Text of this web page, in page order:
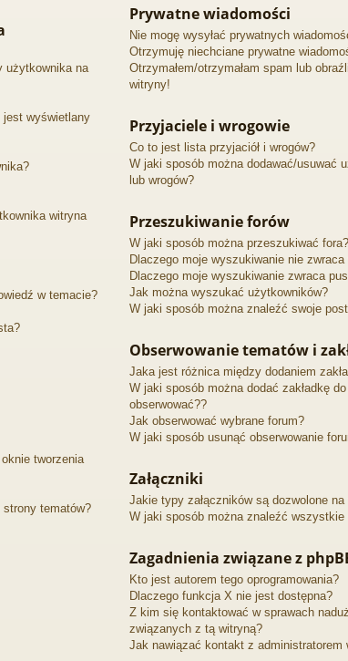
użytkownika na
jest wyświetlany
witryna
w temacie?
tworzenia
tematów?
Prywatne wiadomości
Nie mogę wysyłać prywatnych
Otrzymuję niechciane prywatne
Otrzymałem/otrzymałam spam lub
witryny!
Przyjaciele i wrogowie
Co to jest lista przyjaciół i wrogów?
W jaki sposób można dodawać/usuwać
lub wrogów?
Przeszukiwanie forów
W jaki sposób można przeszukiwać fora?
Dlaczego moje wyszukiwanie nie zwraca
Dlaczego moje wyszukiwanie zwraca
Jak można wyszukać użytkowników?
W jaki sposób można znaleźć swoje
Obserwowanie tematów i
Jaka jest różnica między dodaniem
W jaki sposób można dodać zakładkę
obserwować??
Jak obserwować wybrane forum?
W jaki sposób usunąć obserwowanie
Załączniki
Jakie typy załączników są dozwolone
W jaki sposób można znaleźć wszystkie
Zagadnienia związane z
Kto jest autorem tego oprogramowania?
Dlaczego funkcja X nie jest dostępna?
Z kim się kontaktować w sprawach
związanych z tą witryną?
Jak nawiązać kontakt z administratorem